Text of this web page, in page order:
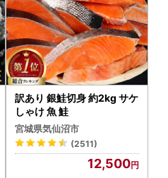
訳あり 銀鮭切身 約2kg サケ
しゃけ 魚 鮭
宮城県気仙沼市
(2511)
12,500